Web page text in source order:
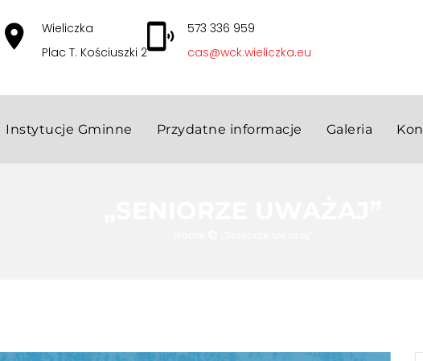
Wieliczka
Plac T. Kościuszki 2
573 336 959
cas@wck.wieliczka.eu
Instytucje Gminne Przydatne informacje Galeria